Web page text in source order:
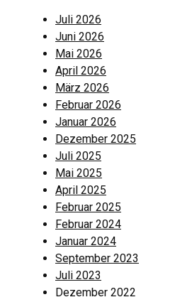
Juli 2026
Juni 2026
Mai 2026
April 2026
März 2026
Februar 2026
Januar 2026
Dezember 2025
Juli 2025
Mai 2025
April 2025
Februar 2025
Februar 2024
Januar 2024
September 2023
Juli 2023
Dezember 2022